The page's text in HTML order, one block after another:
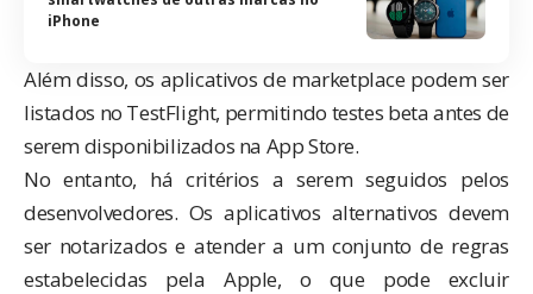
iPhone
Além disso, os aplicativos de marketplace podem ser
listados no TestFlight, permitindo testes beta antes de
serem disponibilizados na App Store.
No entanto, há critérios a serem seguidos pelos
desenvolvedores. Os aplicativos alternativos devem
ser notarizados e atender a um conjunto de regras
estabelecidas pela Apple, o que pode excluir